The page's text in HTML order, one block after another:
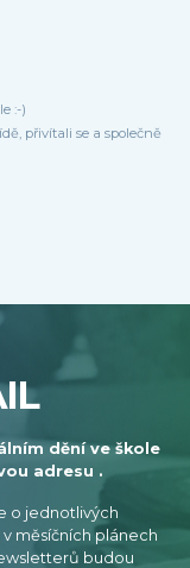
:-)
přivítali se a společně
dění ve škole
adresu .
o jednotlivých
měsíčních plánech
budou